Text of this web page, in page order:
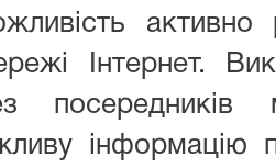
активно
Інтернет.
посередників
інформацію